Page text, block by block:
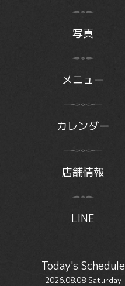
写真
メニュー
カレンダー
店舗情報
LINE
Today's Schedule
2026.08.08 Saturday